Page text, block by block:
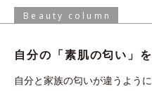
Beauty column
自分の「素肌の匂い」
自分と家族の匂いが違うよう